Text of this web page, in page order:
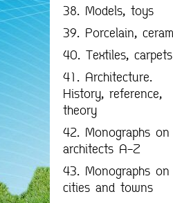
38. Models, toys
39. Porcelain,
40. Textiles, carpets
41. Architecture.
History, reference,
theory
42. Monographs on
architects A-Z
43. Monographs on
cities and towns